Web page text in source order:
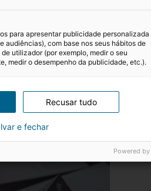
entre
se que pode adquirir imóveis
a condição das propriedades.
para apresentar publicidade personalizada
audiências), com base nos seus hábitos de
utilizador (por exemplo, medir o seu
medir o desempenho da publicidade, etc.).
Recusar tudo
e fechar
Powered by